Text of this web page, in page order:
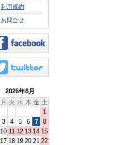
利用規約
お問合せ
2026年8月
月 火 水 木 金 土
1
3 4 5 6 7
8
10 11 12 13 14 15
17 18 19 20 21 22